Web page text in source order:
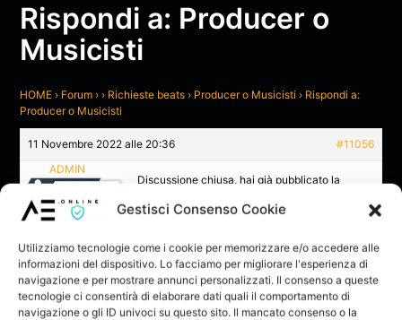
Gestisci Consenso Cookie
Utilizziamo tecnologie come i cookie per memorizzare e/o accedere alle
informazioni del dispositivo. Lo facciamo per migliorare l'esperienza di
navigazione e per mostrare annunci personalizzati. Il consenso a queste
tecnologie ci consentirà di elaborare dati quali il comportamento di
navigazione o gli ID univoci su questo sito. Il mancato consenso o la
Rispondi a: Producer o
Musicisti
HOME › Forum › › Richieste beats › Producer o Musicisti › Rispondi a:
Producer o Musicisti
11 Novembre 2022 alle 20:36
#11056
ADMIN
LIVELLO:
Discussione chiusa, hai già pubblicato la
Collaborazione
o Feat.